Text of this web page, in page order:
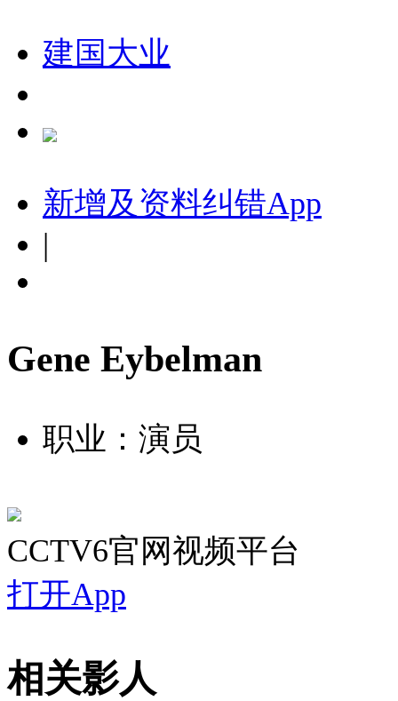
建国大业
新增及资料纠错App
|
Gene Eybelman
职业：演员
CCTV6官网视频平台
打开App
相关影人